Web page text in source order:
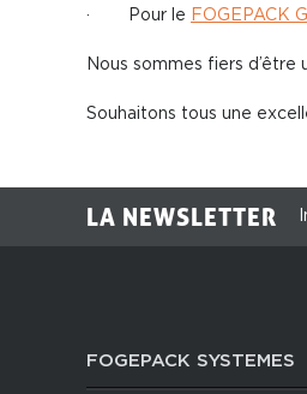
· Pour le FOGEPACK
Nous sommes fiers
Souhaitons tous une
LA NEWSLETTER
FOGEPACK SYSTEMES